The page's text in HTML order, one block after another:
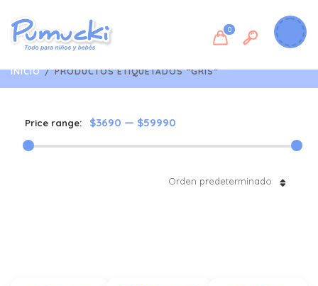
0
INICIO /PRODUCTOS ETIQUETADOS “GRIS”
Price range: $3690 — $59990
Orden predeterminado